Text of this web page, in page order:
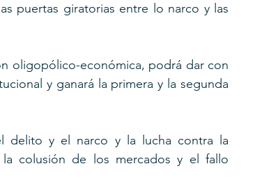
puertas giratorias entre lo narco y las
oligopólico-económica, podrá dar con
y ganará la primera y la segunda
delito y el narco y la lucha contra la
colusión de los mercados y el fallo